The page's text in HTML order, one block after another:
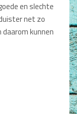
en slechte
net zo
daarom kunnen